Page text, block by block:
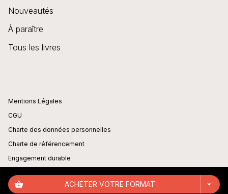
shopping_basket ACHETER VOTRE FORMAT arrow_drop_down
Nouveautés
À paraître
Tous les livres
Mentions Légales
CGU
Charte des données personnelles
Charte de référencement
Engagement durable
Règlement cadre jeux-concours